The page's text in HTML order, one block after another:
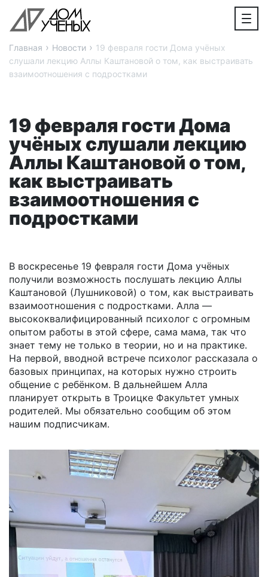
Главная › Новости › 19 февраля гости Дома учёных
слушали лекцию Аллы Каштановой о том, как выстраивать
взаимоотношения с подростками
19 февраля гости Дома
учёных слушали лекцию
Аллы Каштановой о том,
как выстраивать
взаимоотношения с
подростками
В воскресенье 19 февраля гости Дома учёных
получили возможность послушать лекцию Аллы
Каштановой (Лушниковой) о том, как выстраивать
взаимоотношения с подростками. Алла —
высококвалифицированный психолог с огромным
опытом работы в этой сфере, сама мама, так что
знает тему не только в теории, но и на практике.
На первой, вводной встрече психолог рассказала о
базовых принципах, на которых нужно строить
общение с ребёнком. В дальнейшем Алла
планирует открыть в Троицке Факультет умных
родителей. Мы обязательно сообщим об этом
нашим подписчикам.